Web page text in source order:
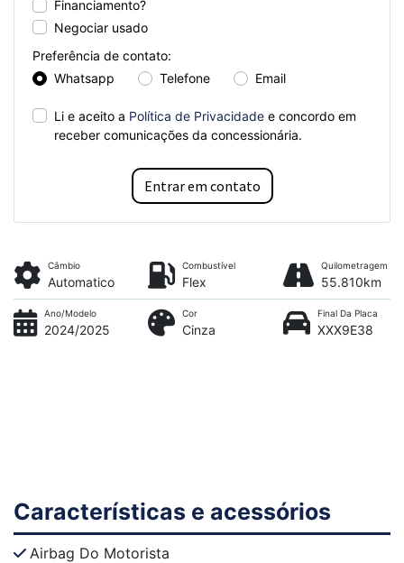
Financiamento?
Negociar usado
Preferência de contato:
Whatsapp
Telefone Email
Li e aceito a Política de Privacidade e concordo em
receber comunicações da concessionária.
Entrar em contato
Câmbio
Automatico
Combustível
Flex
Quilometragem
55.810km
Ano/Modelo
2024/2025
Cor
Cinza
Final Da Placa
XXX9E38
Características e acessórios
Airbag Do Motorista